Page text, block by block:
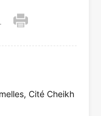
Cité Cheikh